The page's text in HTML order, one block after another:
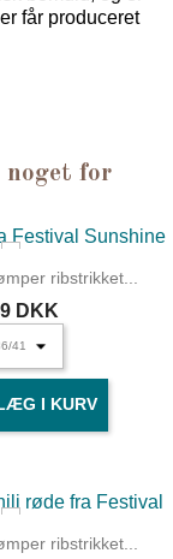
får produceret
noget for
ribstrikket...
DKK
I KURV
ribstrikket...